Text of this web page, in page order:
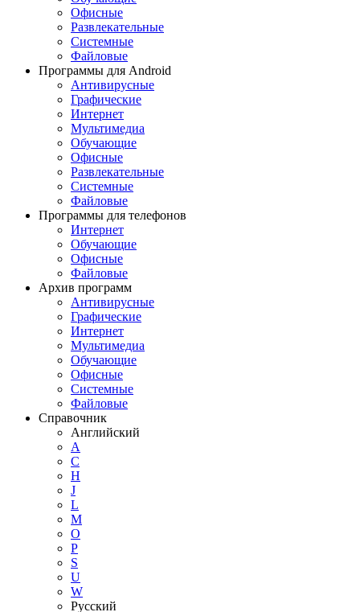
Офисные
Развлекательные
Системные
Файловые
Программы для Android
Антивирусные
Графические
Интернет
Мультимедиа
Обучающие
Офисные
Развлекательные
Системные
Файловые
Программы для телефонов
Интернет
Обучающие
Офисные
Файловые
Архив программ
Антивирусные
Графические
Интернет
Мультимедиа
Обучающие
Офисные
Системные
Файловые
Справочник
Английский
A
C
H
J
L
M
O
P
S
U
W
Русский